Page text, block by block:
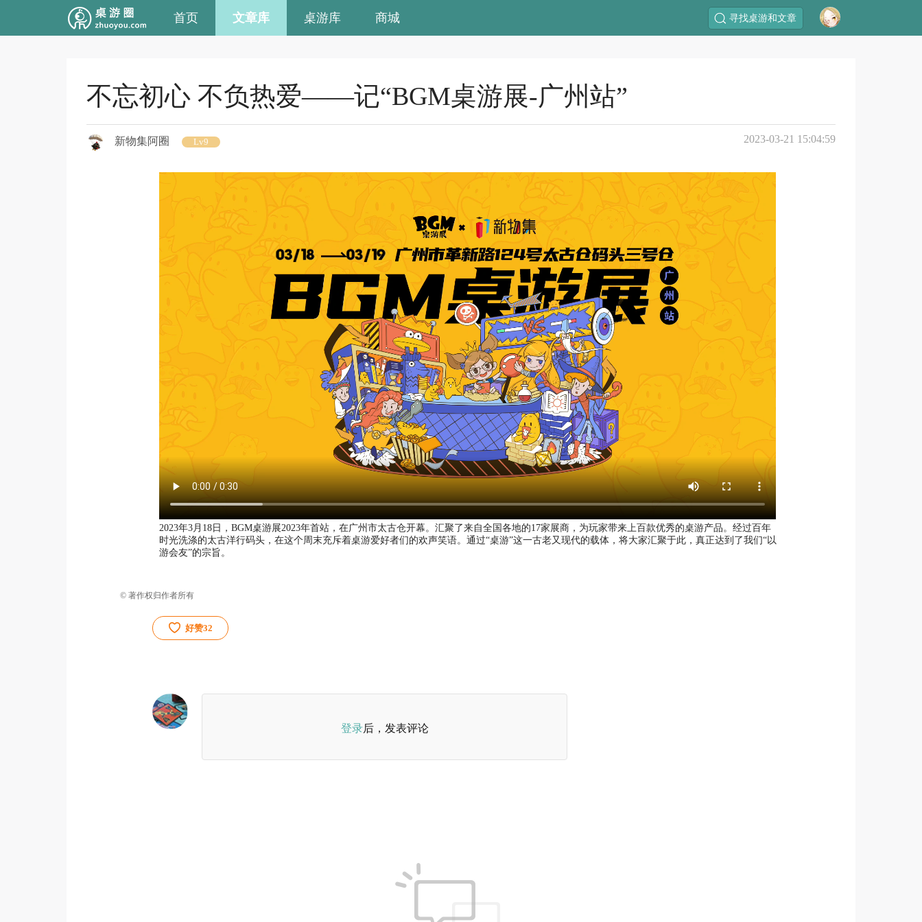
首页 文章库 桌游库 商城 寻找桌游和文章
不忘初心 不负热爱——记“BGM桌游展-广州站”
新物集阿圈 Lv9 2023-03-21 15:04:59
2023年3月18日，BGM桌游展2023年首站，在广州市太古仓开幕。汇聚了来自全国各地的17家展商，为玩家带来上百款优秀的桌游产品。经过百年
时光洗涤的太古洋行码头，在这个周末充斥着桌游爱好者们的欢声笑语。通过“桌游”这一古老又现代的载体，将大家汇聚于此，真正达到了我们“以
游会友”的宗旨。
© 著作权归作者所有
好赞32
登录后，发表评论